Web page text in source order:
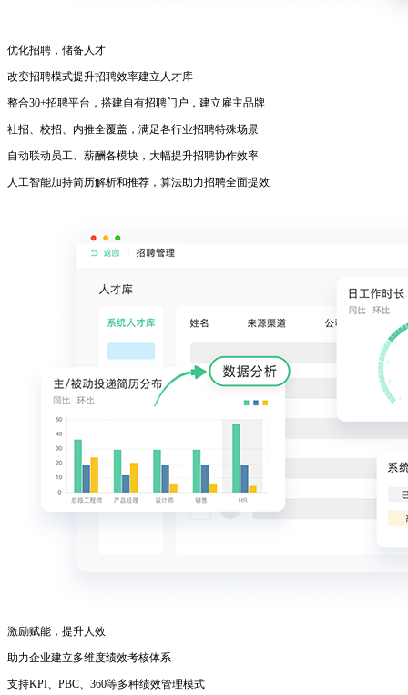
优化招聘，储备人才
改变招聘模式提升招聘效率建立人才库
整合30+招聘平台，搭建自有招聘门户，建立雇主品牌
社招、校招、内推全覆盖，满足各行业招聘特殊场景
自动联动员工、薪酬各模块，大幅提升招聘协作效率
人工智能加持简历解析和推荐，算法助力招聘全面提效
激励赋能，提升人效
助力企业建立多维度绩效考核体系
支持KPI、PBC、360等多种绩效管理模式